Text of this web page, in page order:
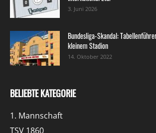
3. Juni 2026
Bundesliga-Skandal:
kleinem Stadion
14. Oktober 2022
BELIEBTE KATEGORIE
1. Mannschaft
TSV 1860